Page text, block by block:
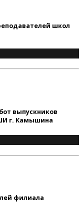
школ
выпускников
г. Камышина
филиала